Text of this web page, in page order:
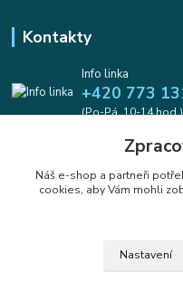
Kontakty
Info linka
+420 773
(Po-Pá, 10-14 hod.)
info@koralkomat.cz
Náš e-shop a partneři
cookies, aby Vám mohli
Nastavení